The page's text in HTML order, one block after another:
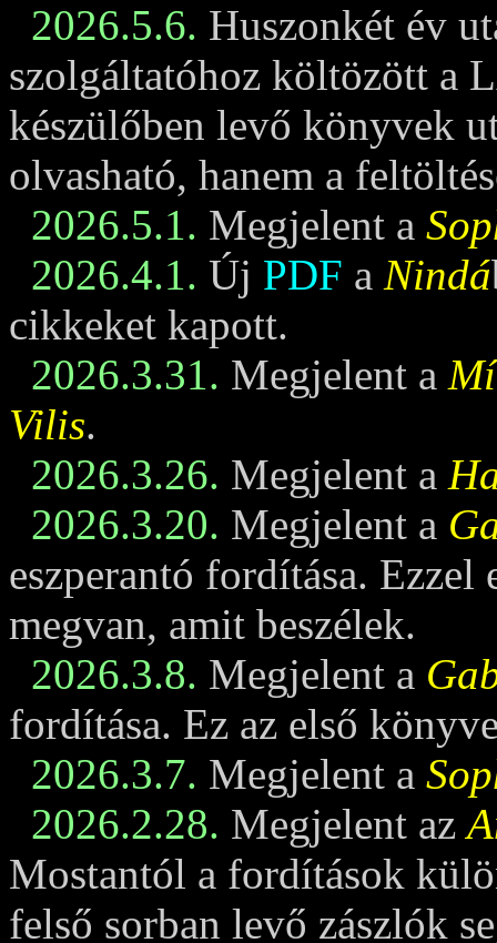
2026.5.6. Huszonkét év
szolgáltatóhoz költözött a
készülőben levő könyvek
olvasható, hanem a
2026.5.1. Megjelent a
2026.4.1. Új PDF a Nindá
cikkeket kapott.
2026.3.31. Megjelent a
Vilis.
2026.3.26. Megjelent a
2026.3.20. Megjelent a
eszperantó fordítása. Ezzel
megvan, amit beszélek.
2026.3.8. Megjelent a
fordítása. Ez az első
2026.3.7. Megjelent a
2026.2.28. Megjelent az
Mostantól a fordítások
felső sorban levő zászlók